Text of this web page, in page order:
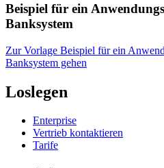
Beispiel für ein
Banksystem
Zur Vorlage Beispiel für ein
Banksystem gehen
Loslegen
Enterprise
Vertrieb kontaktieren
Tarife